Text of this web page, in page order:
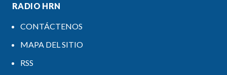
RADIO HRN
CONTÁCTENOS
MAPA DEL SITIO
RSS